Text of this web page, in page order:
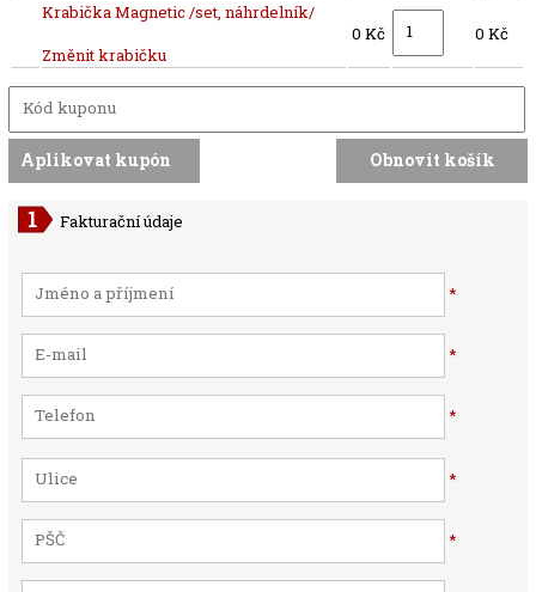
Krabička Magnetic /set, náhrdelník/
Změnit krabičku
0 Kč 0 Kč
Fakturační údaje
*
*
*
*
*